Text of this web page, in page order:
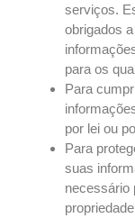
serviços.
obrigados
para os
Para
por lei ou
Para
suas
necessário